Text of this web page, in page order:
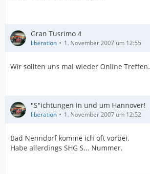
Gran Tusrimo 4
liberation 1. November 2007 um 12:55
Wir sollten uns mal wieder Online Treffen.
"S"ichtungen in und um Hannover!
liberation 1. November 2007 um 12:52
Bad Nenndorf komme ich oft vorbei.
Habe allerdings SHG S... Nummer.